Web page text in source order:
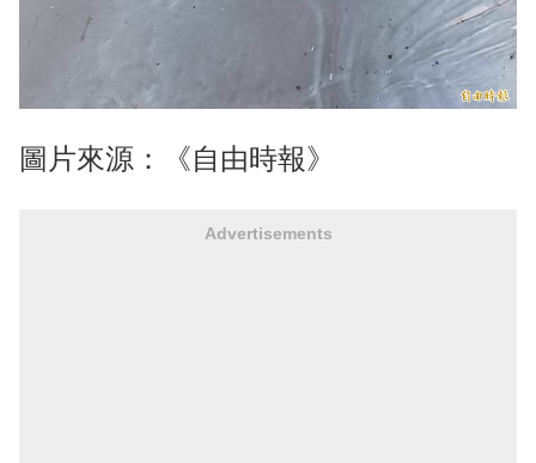
圖片來源：《自由時報》
Advertisements